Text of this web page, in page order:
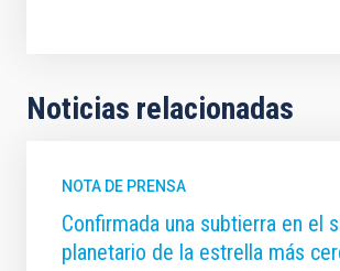
Noticias relacionadas
NOTA DE PRENSA
Confirmada una subtierra en el
planetario de la estrella más